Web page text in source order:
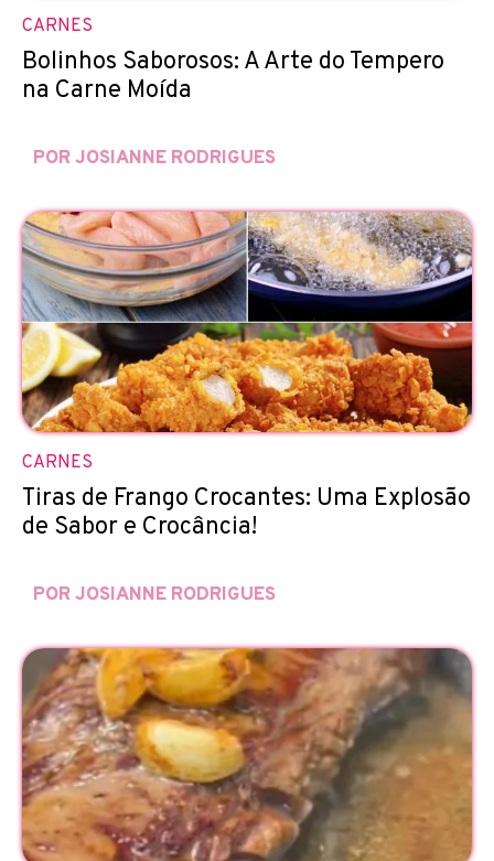
CARNES
Bolinhos Saborosos: A Arte do Tempero
na Carne Moída
POR JOSIANNE RODRIGUES
CARNES
Tiras de Frango Crocantes: Uma Explosão
de Sabor e Crocância!
POR JOSIANNE RODRIGUES